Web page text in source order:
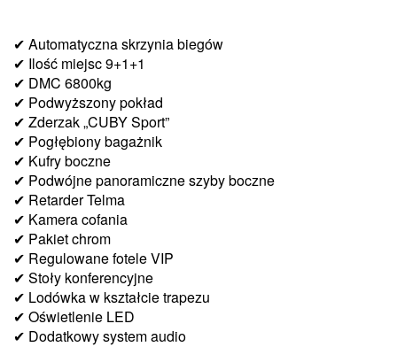
✔ Automatyczna skrzynia biegów
✔ Ilość miejsc 9+1+1
✔ DMC 6800kg
✔ Podwyższony pokład
✔ Zderzak „CUBY Sport”
✔ Pogłębiony bagażnik
✔ Kufry boczne
✔ Podwójne panoramiczne szyby boczne
✔ Retarder Telma
✔ Kamera cofania
✔ Pakiet chrom
✔ Regulowane fotele VIP
✔ Stoły konferencyjne
✔ Lodówka w kształcie trapezu
✔ Oświetlenie LED
✔ Dodatkowy system audio